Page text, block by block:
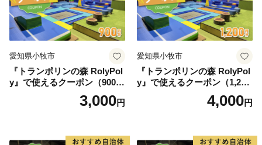
愛知県小牧市
『トランポリンの森 RolyPol
y』で使えるクーポン（900
3,000円
愛知県小牧市
『トランポリンの森 RolyPol
y』で使えるクーポン（1,200
4,000円